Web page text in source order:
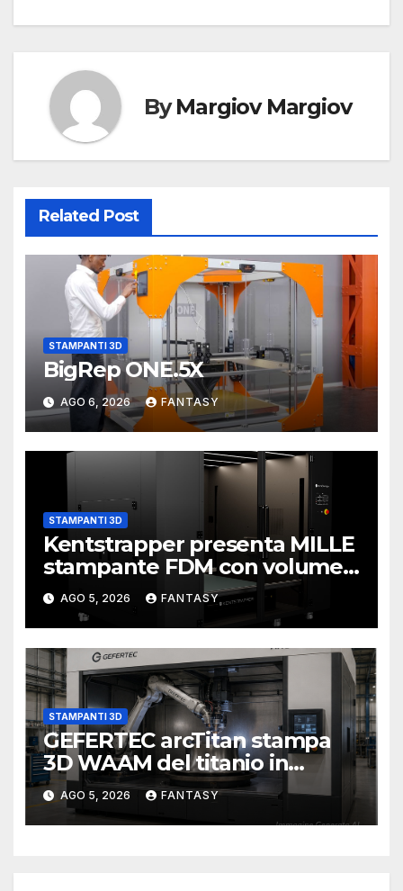
ByMargiov Margiov
Related Post
STAMPANTI 3D
BigRep ONE.5X
AGO 6, 2026 FANTASY
STAMPANTI 3D
Kentstrapper presenta MILLE
stampante FDM con volume
di stampa da un metro cubo
AGO 5, 2026 FANTASY
STAMPANTI 3D
GEFERTEC arcTitan stampa
3D WAAM del titanio in
camera inerte
AGO 5, 2026 FANTASY